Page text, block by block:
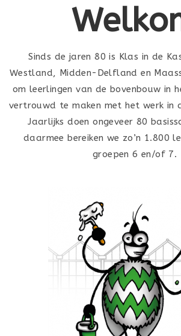
Sinds de jaren 80 is Klas in de
Westland, Midden-Delfland en
om leerlingen van de bovenbouw in
vertrouwd te maken met het werk in
Jaarlijks doen ongeveer 80
daarmee bereiken we zo’n 1.800
groepen 6 en/of 7.